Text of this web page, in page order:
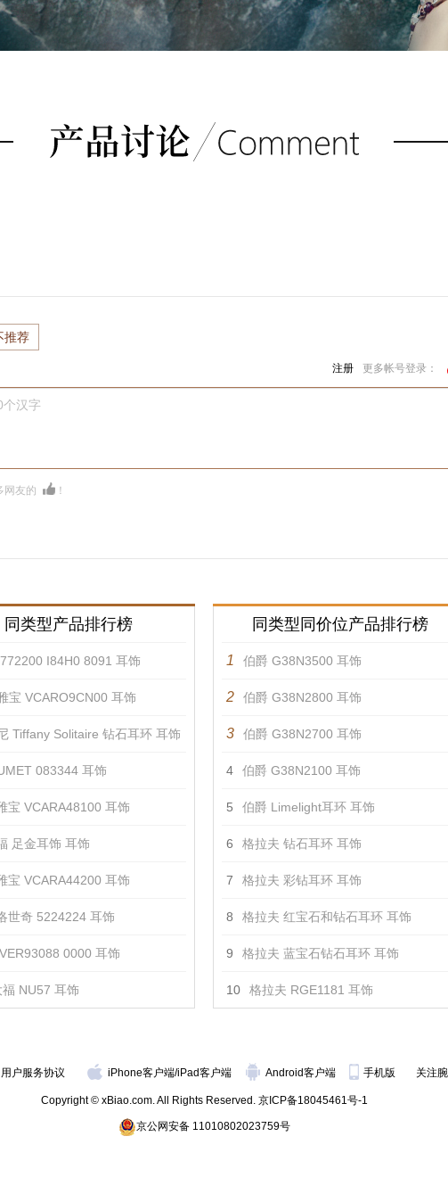
推荐
注册 更多帐号登录：
个汉字
网友的 ！
同类型产品排行榜
I84H0 8091 耳饰
宝 VCARO9CN00 耳饰
Tiffany Solitaire 钻石耳环 耳饰
083344 耳饰
宝 VCARA48100 耳饰
足金耳饰 耳饰
宝 VCARA44200 耳饰
世奇 5224224 耳饰
0000 耳饰
福 NU57 耳饰
同类型同价位产品排行榜
1 伯爵 G38N3500 耳饰
2 伯爵 G38N2800 耳饰
3 伯爵 G38N2700 耳饰
4 伯爵 G38N2100 耳饰
5 伯爵 Limelight耳环 耳饰
6 格拉夫 钻石耳环 耳饰
7 格拉夫 彩钻耳环 耳饰
8 格拉夫 红宝石和钻石耳环 耳饰
9 格拉夫 蓝宝石钻石耳环 耳饰
10 格拉夫 RGE1181 耳饰
用户服务协议 iPhone客户端/iPad客户端 Android客户端 手机版 关注
Copyright © xBiao.com. All Rights Reserved. 京ICP备18045461号-1
京公网安备 11010802023759号